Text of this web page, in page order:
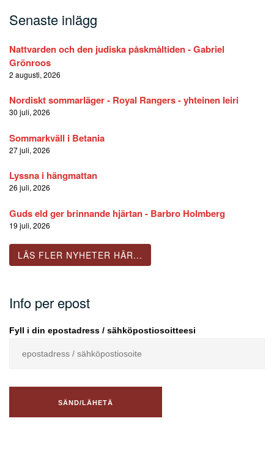
Senaste inlägg
Nattvarden och den judiska påskmåltiden - Gabriel
Grönroos
2 augusti, 2026
Nordiskt sommarläger - Royal Rangers - yhteinen leiri
30 juli, 2026
Sommarkväll i Betania
27 juli, 2026
Lyssna i hängmattan
26 juli, 2026
Guds eld ger brinnande hjärtan - Barbro Holmberg
19 juli, 2026
LÄS FLER NYHETER HÄR...
Info per epost
Fyll i din epostadress / sähköpostiosoitteesi